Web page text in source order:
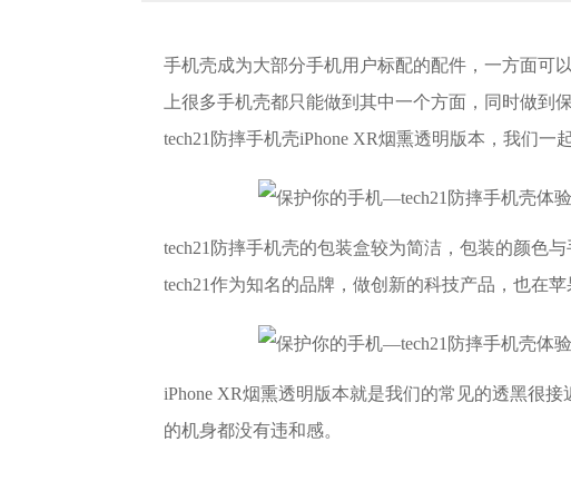
手机壳成为大部分手机用户标配的配件，一方面可
上很多手机壳都只能做到其中一个方面，同时做到
tech21防摔手机壳iPhone XR烟熏透明版本，我们一
tech21防摔手机壳的包装盒较为简洁，包装的颜色
tech21作为知名的品牌，做创新的科技产品，也在
iPhone XR烟熏透明版本就是我们的常见的透黑很
的机身都没有违和感。